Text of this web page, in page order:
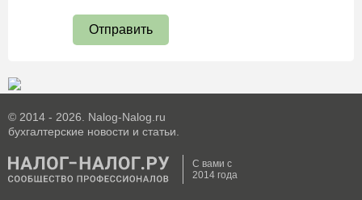
Отправить
© 2014 - 2026. Nalog-Nalog.ru
бухгалтерские новости и статьи.
С вами с
2014 года